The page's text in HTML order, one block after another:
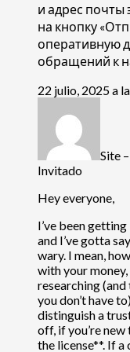
и адрес почты
на кнопку
оперативную
обращений к
22 julio, 2025 a
Site
Invitado
Hey everyone,
I’ve been
and I’ve gotta
wary. I mean,
with your
researching
you don’t have
distinguish a
off, if you’re new
the license**. If a